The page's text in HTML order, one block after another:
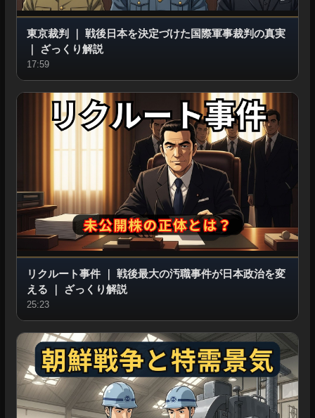
東京裁判 ｜ 戦後日本を決定づけた国際軍事裁判の真実
｜
ざっくり解説
17:59
リクルート事件｜ 戦後最大の汚職事件が日本政治を変
える ｜ ざっくり解説
25:23